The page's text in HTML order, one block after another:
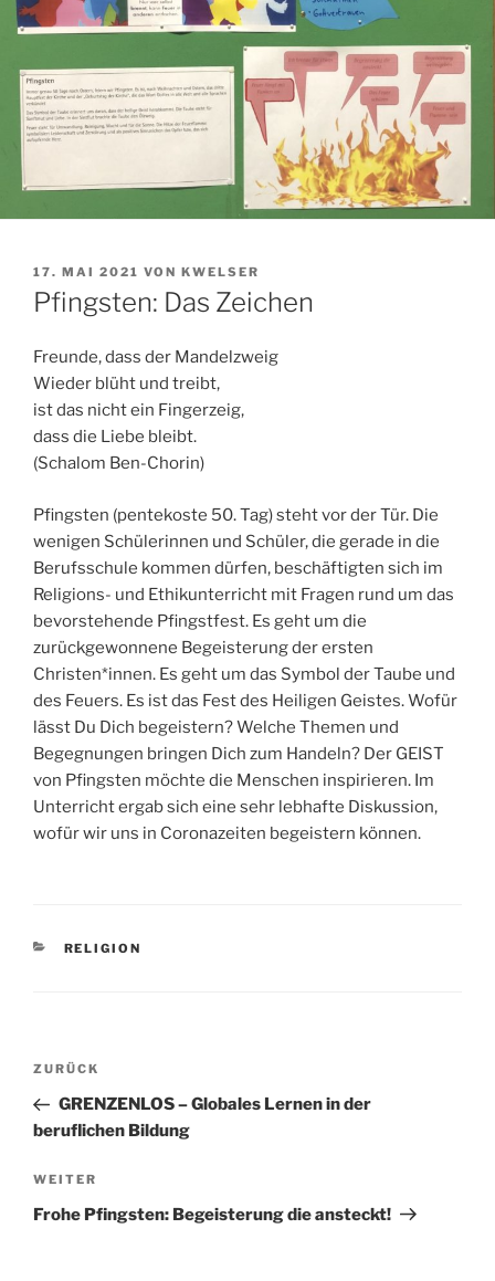
VERÖFFENTLICHT
AM
17. MAI 2021 VON KWELSER
Pfingsten: Das Zeichen
Freunde, dass der Mandelzweig
Wieder blüht und treibt,
ist das nicht ein Fingerzeig,
dass die Liebe bleibt.
(Schalom Ben-Chorin)
Pfingsten (pentekoste 50. Tag) steht vor der Tür. Die
wenigen Schülerinnen und Schüler, die gerade in die
Berufsschule kommen dürfen, beschäftigten sich im
Religions- und Ethikunterricht mit Fragen rund um das
bevorstehende Pfingstfest. Es geht um die
zurückgewonnene Begeisterung der ersten
Christen*innen. Es geht um das Symbol der Taube und
des Feuers. Es ist das Fest des Heiligen Geistes. Wofür
lässt Du Dich begeistern? Welche Themen und
Begegnungen bringen Dich zum Handeln? Der GEIST
von Pfingsten möchte die Menschen inspirieren. Im
Unterricht ergab sich eine sehr lebhafte Diskussion,
wofür wir uns in Coronazeiten begeistern können.
KATEGORIEN
RELIGION
Beitragsnavigation
Vorheriger
Beitrag
ZURÜCK
GRENZENLOS – Globales Lernen in der
beruflichen Bildung
Nächster
Beitrag
WEITER
Frohe Pfingsten: Begeisterung die ansteckt!